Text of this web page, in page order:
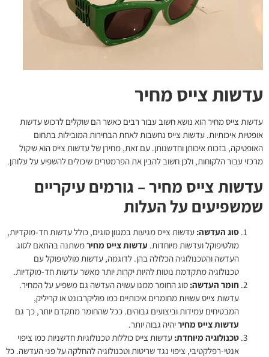
עדשות צייס מחיר
עדשות צייס מחירהוא נושא חשוב עבור רבים כאשר הם שוקלים לרכוש עדשות
אופטיות איכותיות. עדשות צייס נחשבות לאחת הבחירות המובילות בתחום
האופטיקה, בזכות איכותן וחדשנותן. עם זאת, מחירן של עדשות צייס הוא שיקול
מרכזי עבור הלקוחות, ולכן חשוב להבין את הפרמטרים שיכולים להשפיע על עלותן.
עדשות צייס מחיר – גורמים עיקריים
שמשפיעים על העלות
סוג העדשה: עדשות צייס מגיעות במגוון סוגים, כולל עדשות חד-מוקדיות,
מולטיפוקל ועדשות מיוחדות. עדשות צייס מחירמשתנה בהתאם לסוג
העדשה והטכנולוגיה הכלולה בהן. לדוגמה, עדשות מולטיפוקל עם
טכנולוגיה מתקדמת נוטות להיות יקרות יותר מאשר עדשות חד-מוקדיות.
חומר העדשה: סוג החומר ממנו עשויה העדשה גם משפיע על המחיר.
עדשות צייס עשויות מחומרים איכותיים כמו פוליקרבונט או קריליק,
המבטיחים עמידות וביצועים גבוהים. ככל שהחומר מתקדם יותר, כך גם
עדשות צייס מחיריהיה גבוה יותר.
טכנולוגיה מיוחדת: עדשות צייס כוללות טכנולוגיות חדשניות כמו ציפוי
אנטי-רפלקטיבי, ציפוי נגד שריטות וטכנולוגיה להחלקה על פני העדשה. כל